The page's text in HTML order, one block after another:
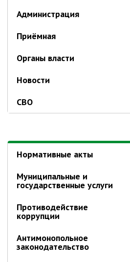
СТРУКТУРА
Первый заместитель
Заместители главы
Об управлении
Отдел экономики
Специалисты по
потребительского
Администрация
Приёмная
Органы власти
Новости
СВО
Нормативные акты
Муниципальные и
государственные услуги
Противодействие
коррупции
Антимонопольное
законодательство